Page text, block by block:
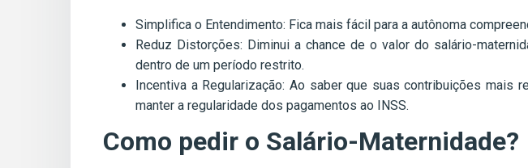
Simplifica o Entendimento: Fica mais fácil para a autônoma
Reduz Distorções: Diminui a chance de o valor do salário-
dentro de um período restrito.
Incentiva a Regularização: Ao saber que suas contribuições
manter a regularidade dos pagamentos ao INSS.
Como pedir o Salário-Maternidade?